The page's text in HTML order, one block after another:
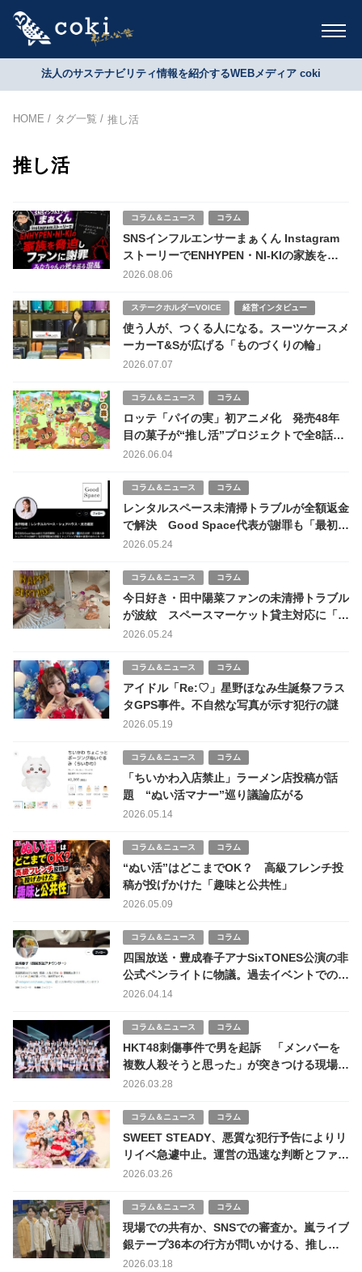
法人のサステナビリティ情報を紹介するWEBメディア coki
HOME タグ一覧 推し活
推し活
コラム＆ニュース コラム
SNSインフルエンサーまぁくん Instagram
ストーリーでENHYPEN・NI-KIの家族を脅
迫しファンに謝罪 みなちゃんの死を巡る混
2026.08.06
ステークホルダーVOICE 経営インタビュー
使う人が、つくる人になる。スーツケースメ
ーカーT&Sが広げる「ものづくりの輪」
2026.07.07
コラム＆ニュース コラム
ロッテ「パイの実」初アニメ化 発売48年
目の菓子が“推し活”プロジェクトで全8話展
開
2026.06.04
コラム＆ニュース コラム
レンタルスペース未清掃トラブルが全額返金
で解決 Good Space代表が謝罪も「最初の
対応が問題」と厳しい声
2026.05.24
コラム＆ニュース コラム
今日好き・田中陽菜ファンの未清掃トラブル
が波紋 スペースマーケット貸主対応に「全
額返金では？」の声も
2026.05.24
コラム＆ニュース コラム
アイドル「Re:♡」星野ほなみ生誕祭フラス
タGPS事件。不自然な写真が示す犯行の謎
2026.05.19
コラム＆ニュース コラム
「ちいかわ入店禁止」ラーメン店投稿が話
題 “ぬい活マナー”巡り議論広がる
2026.05.14
コラム＆ニュース コラム
“ぬい活”はどこまでOK？ 高級フレンチ投
稿が投げかけた「趣味と公共性」
2026.05.09
コラム＆ニュース コラム
四国放送・豊成春子アナSixTONES公演の非
公式ペンライトに物議。過去イベントでの指
摘も
2026.04.14
コラム＆ニュース コラム
HKT48刺傷事件で男を起訴 「メンバーを
複数人殺そうと思った」が突きつける現場警
備の重さ
2026.03.28
コラム＆ニュース コラム
SWEET STEADY、悪質な犯行予告によりリ
リイベ急遽中止。運営の迅速な判断とファン
の成熟した対応
2026.03.26
コラム＆ニュース コラム
現場での共有か、SNSでの審査か。嵐ライブ
銀テープ36本の行方が問いかける、推し活
の倫理
2026.03.18